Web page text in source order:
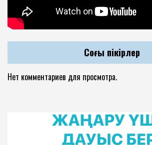
Соңғы пікірлер
Нет комментариев для просмотра.